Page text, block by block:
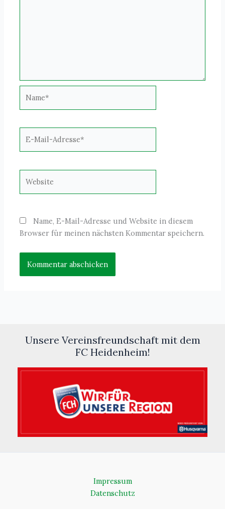
Mail-
Name, E-Mail-Adresse und Website in diesem
Browser für meinen nächsten Kommentar speichern.
Unsere Vereinsfreundschaft mit dem
FC Heidenheim!
Impressum
Datenschutz